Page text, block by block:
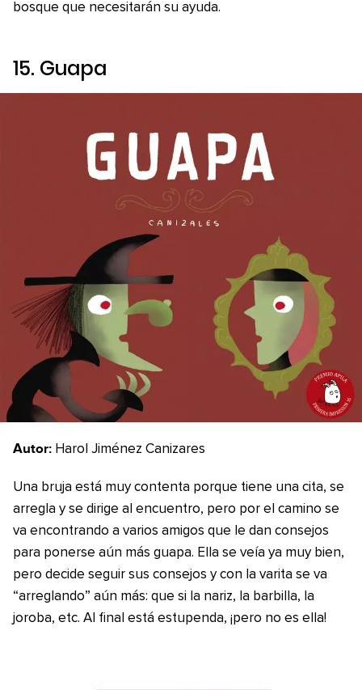
bosque que necesitarán su ayuda.
15. Guapa
Autor: Harol Jiménez Canizares
Una bruja está muy contenta porque tiene una cita, se
arregla y se dirige al encuentro, pero por el camino se
va encontrando a varios amigos que le dan consejos
para ponerse aún más guapa. Ella se veía ya muy bien,
pero decide seguir sus consejos y con la varita se va
“arreglando” aún más: que si la nariz, la barbilla, la
joroba, etc. Al final está estupenda, ¡pero no es ella!